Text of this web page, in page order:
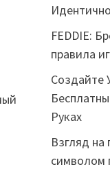
FEDDIE:
правила
Создайте
Руках
Взгляд на
символом